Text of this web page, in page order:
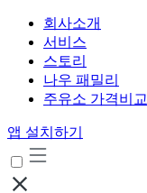
회사소개
서비스
스토리
나우 패밀리
주유소 가격비교
앱 설치하기